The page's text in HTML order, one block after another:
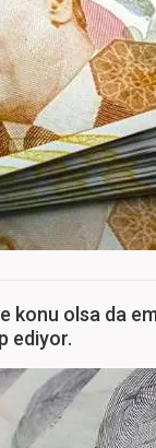
konu olsa da
ediyor.